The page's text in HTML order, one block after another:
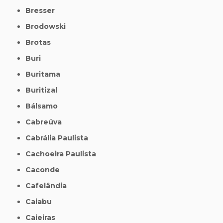
Bresser
Brodowski
Brotas
Buri
Buritama
Buritizal
Bálsamo
Cabreúva
Cabrália Paulista
Cachoeira Paulista
Caconde
Cafelândia
Caiabu
Caieiras